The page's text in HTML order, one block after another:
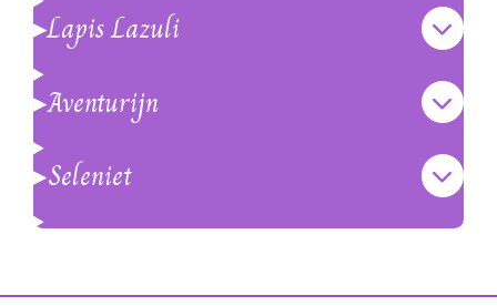
▸Lapis Lazuli
▸Aventurijn
▸Seleniet